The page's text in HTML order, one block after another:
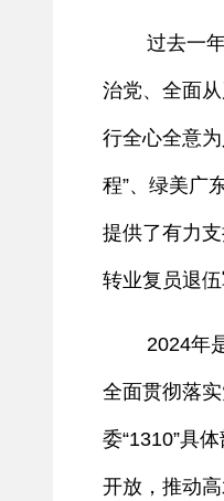
过去一年，
治党、全面
行全心全意
程”、绿美广
提供了有力
转业复员退
2024年是
全面贯彻落
委“1310”具
开放，推动